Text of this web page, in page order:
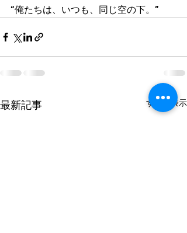
“俺たちは、いつも、同じ空の下。”
最新記事 すべて表示